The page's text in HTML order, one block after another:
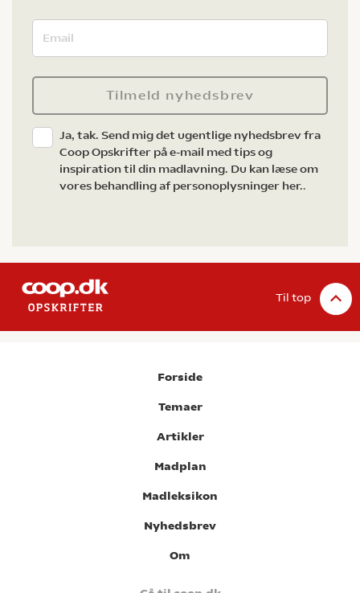
Tilmeld nyhedsbrev
Ja, tak. Send mig det ugentlige nyhedsbrev fra
Coop Opskrifter på e-mail med tips og
inspiration til din madlavning. Du kan læse om
vores behandling af personoplysninger her..
Til top
Forside
Temaer
Artikler
Madplan
Madleksikon
Nyhedsbrev
Om